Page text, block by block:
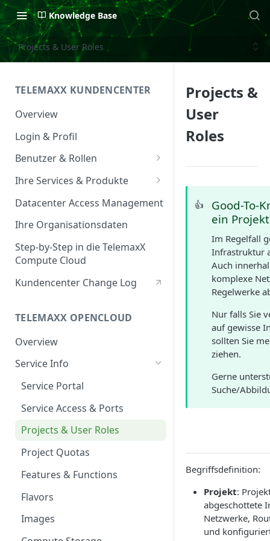
Knowledge Base
Projects & User Roles
TELEMAXX KUNDENCENTER
Overview
Login & Profil
Benutzer & Rollen
Benutzer verwalten
Rollen & Rechte
Ihre Services & Produkte
Services Overview
Service Management
Service & Vertrag
Ansprechpartner &
Berechtigte Personen
Datacenter Access Management
Ihre Organisationsdaten
Step-by-Step in die TelemaxX
Compute Cloud
Kundencenter Change Log
TELEMAXX OPENCLOUD
Overview
Service Info
Service Portal
Service Access & Ports
Projects & User Roles
Project Quotas
Features & Functions
Flavors
Images
Projects &
User
Roles
👍
Good-To-
ein Projekt
Im Regelfall
Infrastruktur
Auch
komplexe
Regelwerke
Nur falls Sie
auf gewisse
sollten Sie
ziehen.
Gerne
Suche/
Begriffsdefinition:
Projekt:
abgeschottete
Netzwerke,
und